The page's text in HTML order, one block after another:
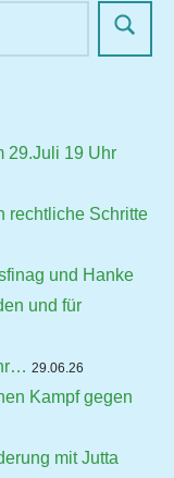
29.Juli 19 Uhr
rechtliche Schritte
und Hanke
und für
29.06.26
Kampf gegen
mit Jutta